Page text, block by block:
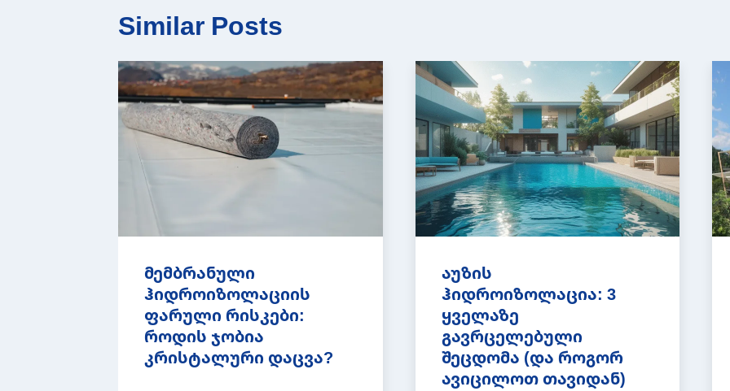
Similar Posts
მემბრანული
ჰიდროიზოლაციის
ფარული რისკები:
როდის ჯობია
კრისტალური დაცვა?
აუზის
ჰიდროიზოლაცია: 3
ყველაზე
გავრცელებული
შეცდომა (და როგორ
ავიცილოთ თავიდან)